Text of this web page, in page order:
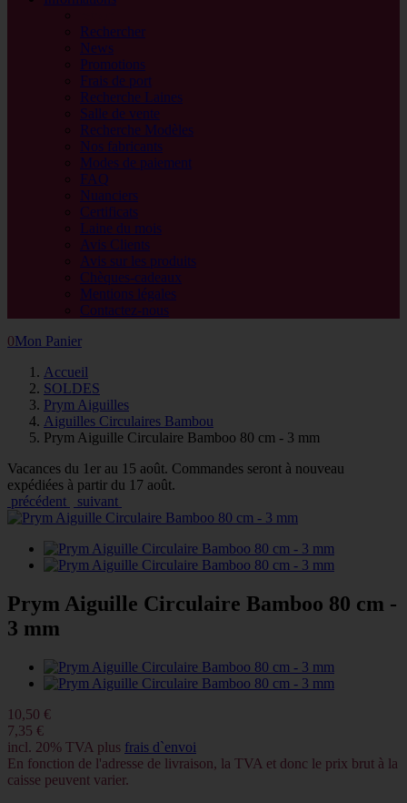
Rechercher
News
Promotions
Frais de port
Recherche Laines
Salle de vente
Recherche Modèles
Nos fabricants
Modes de paiement
FAQ
Nuanciers
Certificats
Laine du mois
Avis Clients
Avis sur les produits
Chèques-cadeaux
Mentions légales
Contactez-nous
0Mon Panier
Accueil
SOLDES
Prym Aiguilles
Aiguilles Circulaires Bambou
Prym Aiguille Circulaire Bamboo 80 cm - 3 mm
Vacances du 1er au 15 août. Commandes seront à nouveau
expédiées à partir du 17 août.
précédent
suivant
Prym Aiguille Circulaire Bamboo 80 cm -
3 mm
10,50 €
7,35 €
incl. 20% TVA plus frais d`envoi
En fonction de l'adresse de livraison, la TVA et donc le prix brut à la
caisse peuvent varier.